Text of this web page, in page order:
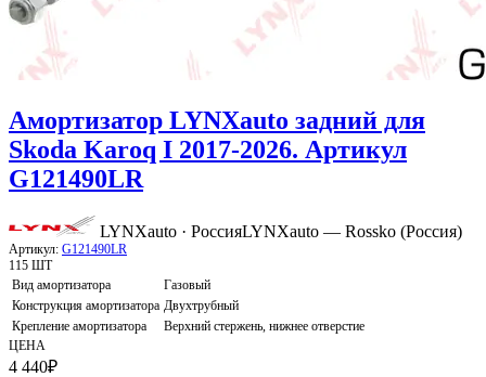
Амортизатор LYNXauto задний для
Skoda Karoq I 2017-2026. Артикул
G121490LR
LYNXauto · РоссияLYNXauto — Rossko (Россия)
Артикул: G121490LR
115 ШТ
Вид амортизатора
Газовый
Конструкция амортизатора Двухтрубный
Крепление амортизатора
Верхний стержень, нижнее отверстие
ЦЕНА
4 440₽